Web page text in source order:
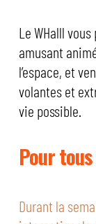
Le WHalll
amusant
l’espace, et
volantes et
vie possible.
Pour
Durant la